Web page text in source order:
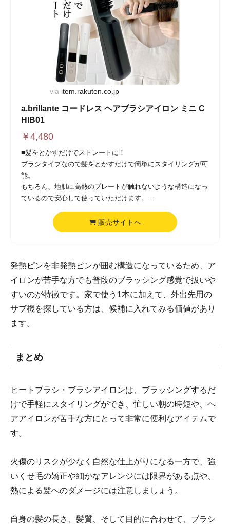
via item.rakuten.co.jp
a.brillante コードレス ヘアブラシアイロン ミニ C
HIB01
￥ 4,480
■髪をとかすだけでストレートに！
ブラシタイプなので髪をとかすだけで簡単にスタイリングが可
能。
もちろん、地肌に高熱のプレートが触れないような構造になっ
ているので安心して使っていただけます。
■コンパクト＆軽量
お出かけや出勤のバッグの中に入れて持ち運んでも邪魔になら
って行けますね。
■コードレスなのに高温対応
最高温度200℃まで上がります。
160℃・180℃・200℃と温度は3段階切替ができます。
スタイリング箇所や髪質に合わせて温度調節が可能です。
■ストレートもカールも自由自在
寝ぐせ直しなど、手軽に髪をストレートにるのが得意なヘアブ
ラシアイロンですが、簡単な外巻き・内巻きなどのカールにも
販売サイトへ
発熱ピンを非発熱ピンが囲む構造になっているため、ア
イロンが苦手な方でも普段のブラッシング感覚で扱いや
すいのが特徴です。家で使う1本に加えて、外出先用の
サブ機を探している方は、候補に入れてみる価値があり
ます。
まとめ
ヒートブラシ・ブラシアイロンは、ブラッシングするだ
けで手軽にスタイリングができ、忙しい朝の時短や、ヘ
アアイロンが苦手な方にとって非常に便利なアイテムで
す。
火傷のリスクが少なく自然な仕上がりになる一方で、強
いくせ毛の矯正や細かなアレンジには限界がある点や、
熱による髪へのダメージには注意しましょう。
自身の髪の長さ、髪質、そして目的に合わせて、ブラシ